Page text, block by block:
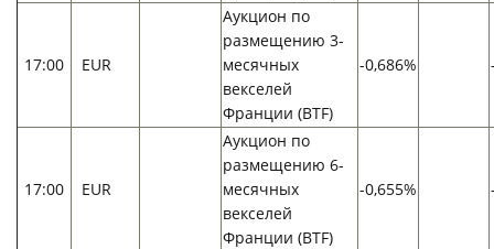
17:00 EUR
Аукцион по
размещению 3-
месячных
векселей
Франции (BTF)
-0,686%
17:00 EUR
Аукцион по
размещению 6-
месячных
векселей
Франции (BTF)
-0,655%